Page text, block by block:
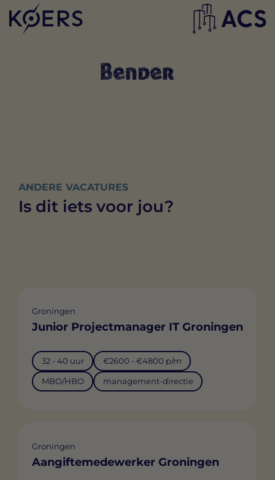
ANDERE VACATURES
Is dit iets voor jou?
Groningen
Junior Projectmanager IT Groningen
32 - 40 uur €2600 - €4800 p/m
MBO/HBO management-directie
Groningen
Aangiftemedewerker Groningen